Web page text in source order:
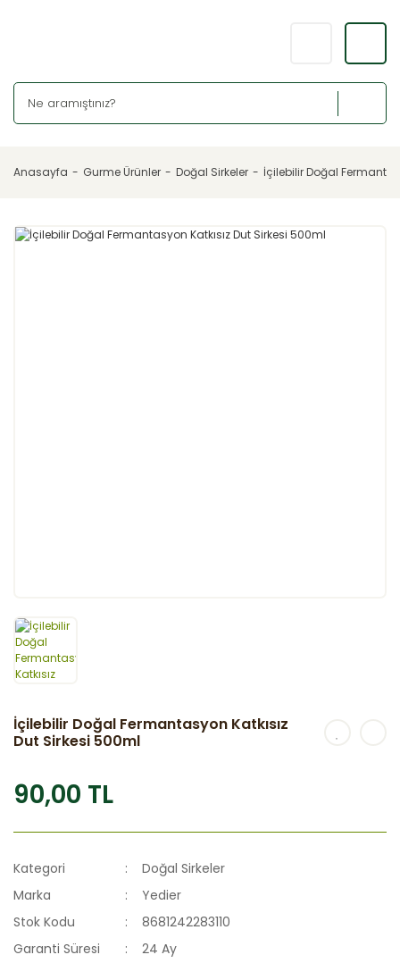
Anasayfa Gurme Ürünler Doğal Sirkeler İçilebilir Doğal
İçilebilir Doğal Fermantasyon Katkısız
Dut Sirkesi 500ml
90,00 TL
Kategori
Doğal Sirkeler
Marka
Yedier
Stok Kodu
8681242283110
Garanti Süresi
24 Ay